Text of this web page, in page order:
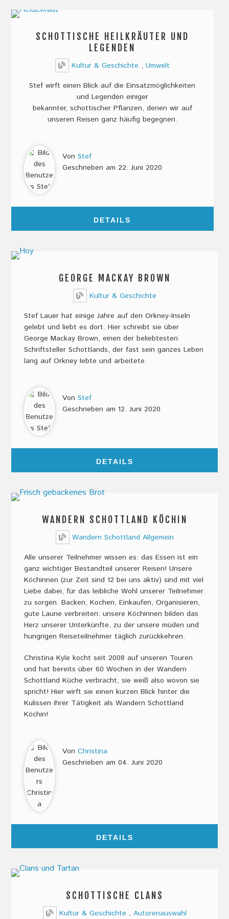
SCHOTTISCHE HEILKRÄUTER UND
LEGENDEN
Kultur & Geschichte , Umwelt
Stef wirft einen Blick auf die Einsatzmöglichkeiten
und Legenden einiger
bekannter, schottischer Pflanzen, denen wir auf
unseren Reisen ganz häufig begegnen.
VonStef
Geschrieben am 22. Juni 2020
DETAILS
GEORGE MACKAY BROWN
Kultur & Geschichte
Stef Lauer hat einige Jahre auf den Orkney-Inseln
gelebt und liebt es dort. Hier schreibt sie über
George Mackay Brown, einen der beliebtesten
Schriftsteller Schottlands, der fast sein ganzes Leben
lang auf Orkney lebte und arbeitete.
VonStef
Geschrieben am 12. Juni 2020
DETAILS
WANDERN SCHOTTLAND KÖCHIN
Wandern Schottland Allgemein
Alle unserer Teilnehmer wissen es: das Essen ist ein
ganz wichtiger Bestandteil unserer Reisen! Unsere
Köchinnen (zur Zeit sind 12 bei uns aktiv) sind mit viel
Liebe dabei, für das leibliche Wohl unserer Teilnehmer
zu sorgen. Backen, Kochen, Einkaufen, Organisieren,
gute Laune verbreiten: unsere Köchinnen bilden das
Herz unserer Unterkünfte, zu der unsere müden und
hungrigen Reiseteilnehmer täglich zurückkehren.
Christina Kyle kocht seit 2008 auf unseren Touren
und hat bereits über 60 Wochen in der Wandern
Schottland Küche verbracht, sie weiß also wovon sie
spricht! Hier wirft sie einen kurzen Blick hinter die
Kulissen ihrer Tätigkeit als Wandern Schottland
Köchin!
VonChristina
Geschrieben am04. Juni 2020
DETAILS
SCHOTTISCHE CLANS
Kultur & Geschichte , Autorenauswahl